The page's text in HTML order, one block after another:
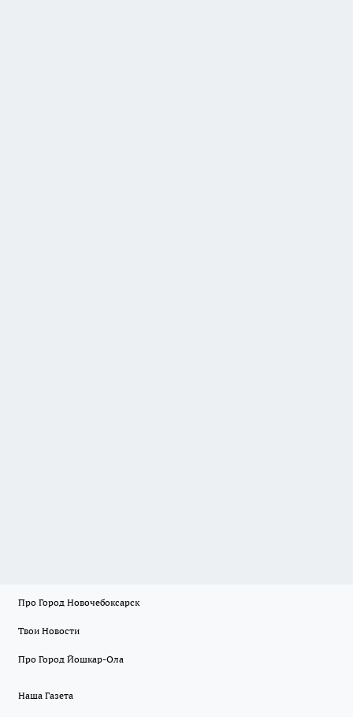
Про Город Новочебоксарск
Твои Новости
Про Город Йошкар-Ола
Наша Газета